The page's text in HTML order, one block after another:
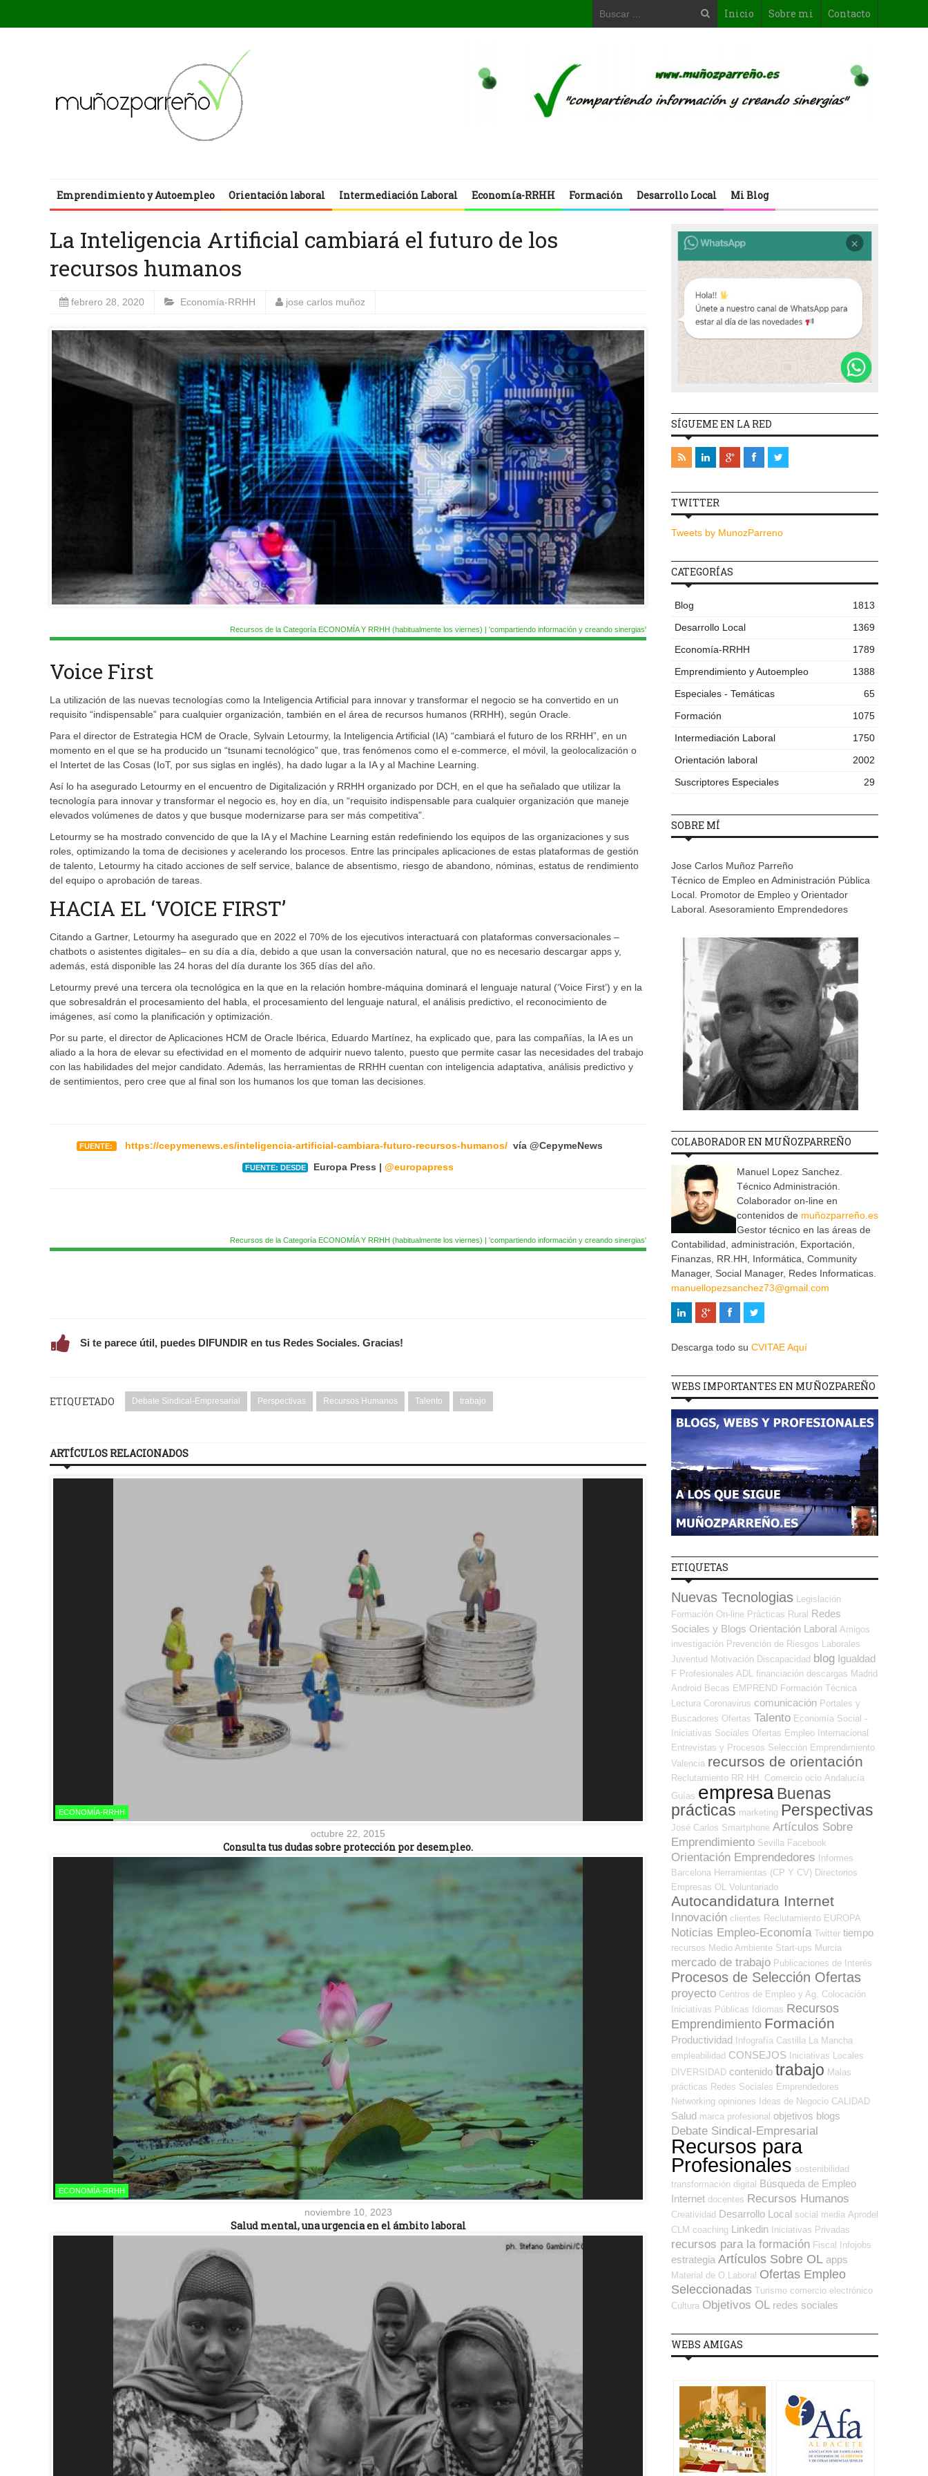
Inicio Sobre mi Contacto
Emprendimiento y Autoempleo Orientación laboral Intermediación Laboral Economía-RRHH Formación Desarrollo Local Mi Blog
La Inteligencia Artificial cambiará el futuro de los
recursos humanos
febrero 28, 2020 Economía-RRHH jose carlos muñoz
Recursos de la Categoría ECONOMÍA Y RRHH (habitualmente los viernes) | 'compartiendo información y creando sinergias'
Voice First
La utilización de las nuevas tecnologías como la Inteligencia Artificial para innovar y transformar el negocio se ha convertido en un
requisito “indispensable” para cualquier organización, también en el área de recursos humanos (RRHH), según Oracle.
Para el director de Estrategia HCM de Oracle, Sylvain Letourmy, la Inteligencia Artificial (IA) “cambiará el futuro de los RRHH”, en un
momento en el que se ha producido un “tsunami tecnológico” que, tras fenómenos como el e-commerce, el móvil, la geolocalización o
el Intertet de las Cosas (IoT, por sus siglas en inglés), ha dado lugar a la IA y al Machine Learning.
Así lo ha asegurado Letourmy en el encuentro de Digitalización y RRHH organizado por DCH, en el que ha señalado que utilizar la
tecnología para innovar y transformar el negocio es, hoy en día, un “requisito indispensable para cualquier organización que maneje
elevados volúmenes de datos y que busque modernizarse para ser más competitiva”.
Letourmy se ha mostrado convencido de que la IA y el Machine Learning están redefiniendo los equipos de las organizaciones y sus
roles, optimizando la toma de decisiones y acelerando los procesos. Entre las principales aplicaciones de estas plataformas de gestión
de talento, Letourmy ha citado acciones de self service, balance de absentismo, riesgo de abandono, nóminas, estatus de rendimiento
del equipo o aprobación de tareas.
HACIA EL ‘VOICE FIRST’
Citando a Gartner, Letourmy ha asegurado que en 2022 el 70% de los ejecutivos interactuará con plataformas conversacionales –
chatbots o asistentes digitales– en su día a día, debido a que usan la conversación natural, que no es necesario descargar apps y,
además, está disponible las 24 horas del día durante los 365 días del año.
Letourmy prevé una tercera ola tecnológica en la que en la relación hombre-máquina dominará el lenguaje natural (‘Voice First’) y en la
que sobresaldrán el procesamiento del habla, el procesamiento del lenguaje natural, el análisis predictivo, el reconocimiento de
imágenes, así como la planificación y optimización.
Por su parte, el director de Aplicaciones HCM de Oracle Ibérica, Eduardo Martínez, ha explicado que, para las compañías, la IA es un
aliado a la hora de elevar su efectividad en el momento de adquirir nuevo talento, puesto que permite casar las necesidades del trabajo
con las habilidades del mejor candidato. Además, las herramientas de RRHH cuentan con inteligencia adaptativa, análisis predictivo y
de sentimientos, pero cree que al final son los humanos los que toman las decisiones.
FUENTE: https://cepymenews.es/inteligencia-artificial-cambiara-futuro-recursos-humanos/vía @CepymeNews
FUENTE: DESDE Europa Press | @europapress
Recursos de la Categoría ECONOMÍA Y RRHH (habitualmente los viernes) | 'compartiendo información y creando sinergias'
Si te parece útil, puedes DIFUNDIR en tus Redes Sociales. Gracias!
ETIQUETADO Debate Sindical-Empresarial Perspectivas Recursos Humanos Talento trabajo
ARTÍCULOS RELACIONADOS
ECONOMÍA-RRHH
octubre 22, 2015
Consulta tus dudas sobre protección por desempleo.
ECONOMÍA-RRHH
noviembre 10, 2023
Salud mental, una urgencia en el ámbito laboral
SÍGUEME EN LA RED
TWITTER
Tweets by MunozParreno
CATEGORÍAS
Blog
1813
Desarrollo Local
1369
Economía-RRHH
1789
Emprendimiento y Autoempleo
1388
Especiales - Temáticas
65
Formación
1075
Intermediación Laboral
1750
Orientación laboral
2002
Suscriptores Especiales
29
SOBRE MÍ
Jose Carlos Muñoz Parreño
Técnico de Empleo en Administración Pública
Local. Promotor de Empleo y Orientador
Laboral. Asesoramiento Emprendedores
COLABORADOR EN MUÑOZPARREÑO
Manuel Lopez Sanchez.
Técnico Administración.
Colaborador on-line en
contenidos de muñozparreño.es
Gestor técnico en las áreas de
Contabilidad, administración, Exportación,
Finanzas, RR.HH, Informática, Community
Manager, Social Manager, Redes Informaticas.
manuellopezsanchez73@gmail.com
Descarga todo su CVITAE Aquí
WEBS IMPORTANTES EN MUÑOZPAREÑO
ETIQUETAS
Nuevas Tecnologias
Legislación
Formación On-line Prácticas Rural Redes
Sociales y Blogs Orientación Laboral Amigos
investigación Prevención de Riesgos Laborales
Juventud Motivación Discapacidad blog Igualdad
F Profesionales ADL financiación descargas Madrid
Android Becas EMPREND Formación Técnica
Lectura Coronavirus comunicación Portales y
Buscadores Ofertas Talento Economía Social -
Iniciativas Sociales Ofertas Empleo Internacional
Entrevistas y Procesos Selección Emprendimiento
Valencia recursos de orientación
Reclutamiento RR.HH. Comercio ocio Andalucía
Guías empresa Buenas
prácticas marketing Perspectivas
José Carlos Smartphone Artículos Sobre
Emprendimiento Sevilla Facebook
Orientación Emprendedores
Informes
Barcelona Herramientas (CP Y CV) Directorios
Empresas OL
Voluntariado
Autocandidatura Internet
Innovación clientes Reclutamiento EUROPA
Noticias Empleo-Economía Twitter tiempo
recursos Medio Ambiente Start-ups Murcia
mercado de trabajo Publicaciones de Interés
Procesos de Selección Ofertas
proyecto Centros de Empleo y Ag. Colocación
Iniciativas Públicas
Idiomas Recursos
Emprendimiento Formación
Productividad Infografía Castilla La Mancha
empleabilidad CONSEJOS
Iniciativas Locales
DIVERSIDAD contenido trabajo Malas
prácticas Redes Sociales Emprendedores
Networking opiniones Ideas de Negocio CALIDAD
Salud marca profesional objetivos blogs
Debate Sindical-Empresarial
Recursos para
Profesionales sostenibilidad
transformación digital Búsqueda de Empleo
Internet docentes Recursos Humanos
Creatividad Desarrollo Local social media Aprodel
CLM coaching Linkedin Iniciativas Privadas
recursos para la formación Fiscal Infojobs
estrategia Artículos Sobre OL apps
Material de O.Laboral Ofertas Empleo
Seleccionadas Turismo comercio electrónico
Cultura Objetivos OL redes sociales
WEBS AMIGAS